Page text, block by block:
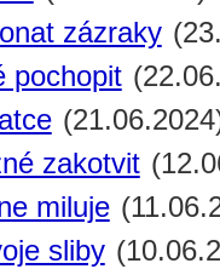
zázraky
pochopit
zakotvit
miluje
sliby